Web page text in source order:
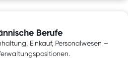
Berufe
Einkauf, Personalwesen –